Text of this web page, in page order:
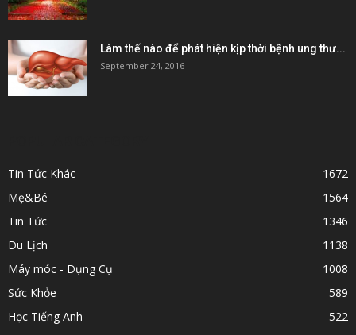
Làm thế nào để phát hiện kịp thời bệnh ung thư...
September 24, 2016
Tin Tức Khác
1672
Mẹ&Bé
1564
Tin Tức
1346
Du Lịch
1138
Máy móc - Dụng Cụ
1008
Sức Khỏe
589
Học Tiếng Anh
522